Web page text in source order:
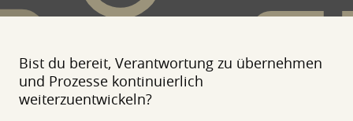
Bist du bereit, Verantwortung zu übernehmen
und Prozesse kontinuierlich
weiterzuentwickeln?